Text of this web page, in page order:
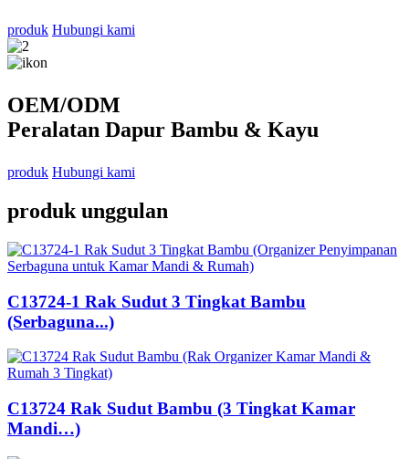
produk Hubungi kami
OEM/ODM
Peralatan Dapur Bambu & Kayu
produk Hubungi kami
produk unggulan
C13724-1 Rak Sudut 3 Tingkat Bambu
(Serbaguna...)
C13724 Rak Sudut Bambu (3 Tingkat Kamar
Mandi…)